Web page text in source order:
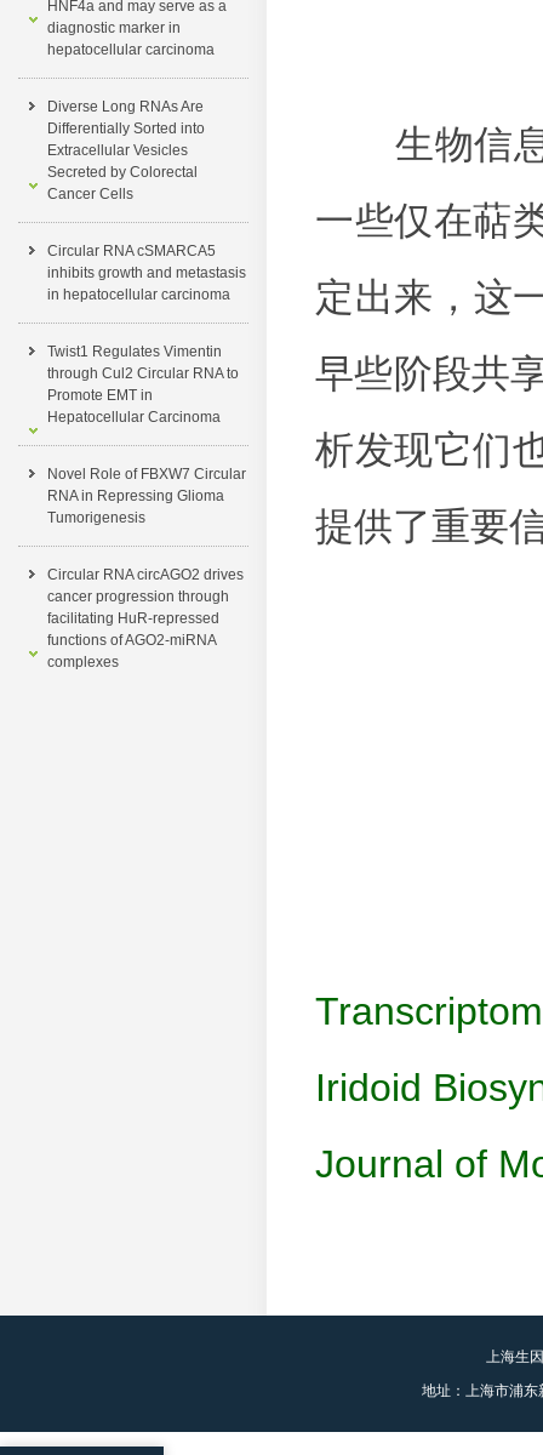
HNF4a and may serve as a
diagnostic marker in
hepatocellular carcinoma
Diverse Long RNAs Are
Differentially Sorted into
Extracellular Vesicles
Secreted by Colorectal
Cancer Cells
Circular RNA cSMARCA5
inhibits growth and metastasis
in hepatocellular carcinoma
Twist1 Regulates Vimentin
through Cul2 Circular RNA to
Promote EMT in
Hepatocellular Carcinoma
Novel Role of FBXW7 Circular
RNA in Repressing Glioma
Tumorigenesis
Circular RNA circAGO2 drives
cancer progression through
facilitating HuR-repressed
functions of AGO2-miRNA
complexes
生物信息
一些仅在萜
定出来，这
早些阶段共
析发现它们
提供了重要
Iridoid
Journal of
上海生
地址：上海市浦